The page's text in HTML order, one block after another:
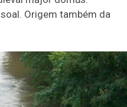
Origem também da